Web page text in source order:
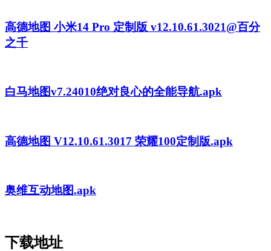
高德地图 小米14 Pro 定制版 v12.10.61.3021@百分
之千
白马地图v7.24010绝对良心的全能导航.apk
高德地图 V12.10.61.3017 荣耀100定制版.apk
奥维互动地图.apk
下载地址